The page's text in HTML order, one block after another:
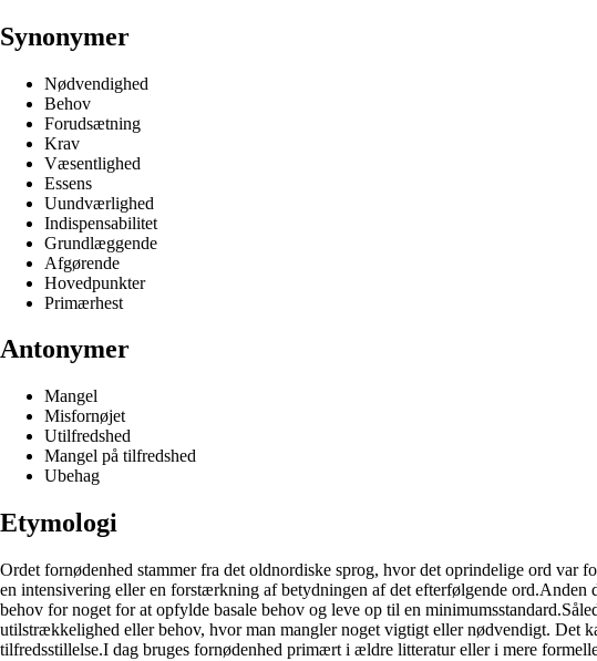
Synonymer
Nødvendighed
Behov
Forudsætning
Krav
Væsentlighed
Essens
Uundværlighed
Indispensabilitet
Grundlæggende
Afgørende
Hovedpunkter
Primærhest
Antonymer
Mangel
Misfornøjet
Utilfredshed
Mangel på tilfredshed
Ubehag
Etymologi
Ordet fornødenhed stammer fra det oldnordiske sprog, hvor det oprindelige ord var
en intensivering eller en forstærkning af betydningen af det efterfølgende
behov for noget for at opfylde basale behov og leve op til en
utilstrækkelighed eller behov, hvor man mangler noget vigtigt eller nødvendigt. Det
tilfredsstillelse.I dag bruges fornødenhed primært i ældre litteratur eller i mere